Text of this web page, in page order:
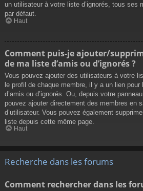
un utilisateur à votre liste d’ignorés, tous ses
par défaut.
Haut
Comment puis-je ajouter/
de ma liste d’amis ou d’ignorés ?
Vous pouvez ajouter des utilisateurs à votre
le profil de chaque membre, il y a un lien pour
d’amis ou d’ignorés. Ou, depuis votre
pouvez ajouter directement des membres en
d’utilisateur. Vous pouvez également
liste depuis cette même page.
Haut
Recherche dans les forums
Comment rechercher dans les